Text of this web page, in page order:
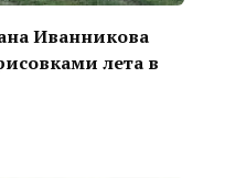
Иванникова
лета в